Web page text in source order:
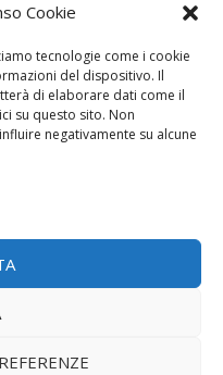
Cookie
tecnologie come i cookie
del dispositivo. Il
di elaborare dati come il
su questo sito. Non
negativamente su alcune
ufficiale